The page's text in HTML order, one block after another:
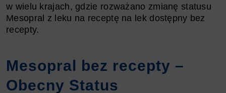
w wielu krajach, gdzie rozważano zmianę statusu
Mesopral z leku na receptę na lek dostępny bez
recepty.
Mesopral bez recepty –
Obecny Status